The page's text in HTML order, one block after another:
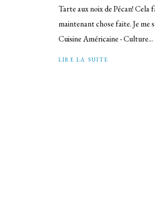
Tarte aux noix de Pécan! Cela
maintenant chose faite. Je me
Cuisine Américaine - Culture...
LIRE LA SUITE